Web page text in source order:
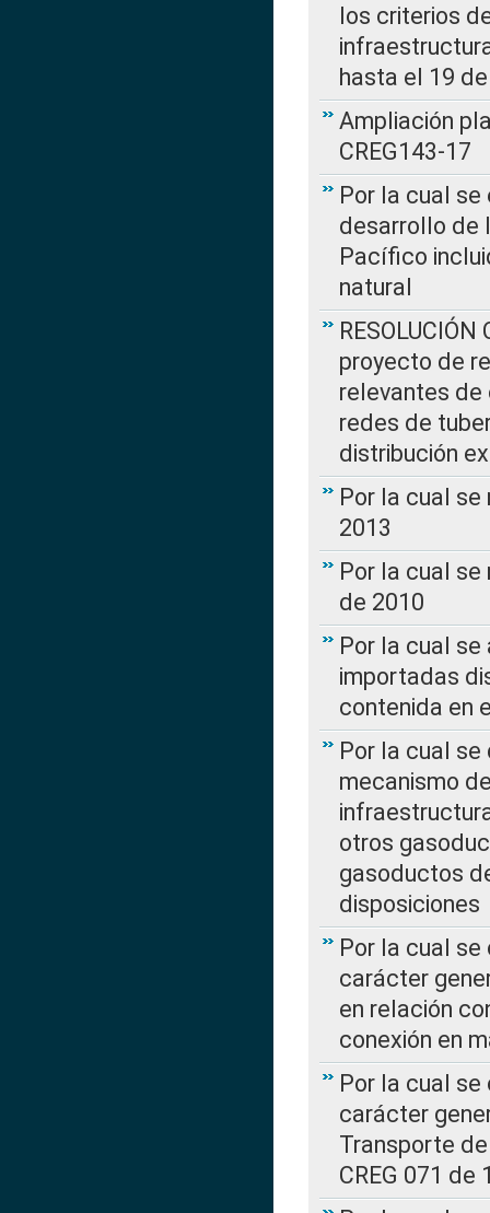
los criterios
hasta el 19
Ampliación
CREG143-17
Por la cual
desarrollo de
Pacífico
natural
proyecto de
relevantes de
redes de
distribución
Por la cual se
2013
Por la cual se
de 2010
Por la cual
importadas
contenida en
Por la cual se
mecanismo
otros
gasoductos
disposiciones
Por la cual
carácter
en relación
conexión en
Por la cual
carácter
Transporte
CREG 071 de